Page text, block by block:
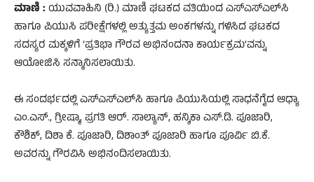
ಮಾಣಿ : ಯುವವಾಹಿನಿ (ರಿ.) ಮಾಣಿ ಘಟಕದ ವತಿಯಿಂದ ಎಸ್‌ಎಸ್‌ಎಲ್‌ಸಿ
ಹಾಗೂ ಪಿಯುಸಿ ಪರೀಕ್ಷೆಗಳಲ್ಲಿ ಅತ್ಯುತ್ತಮ ಅಂಕಗಳನ್ನು ಗಳಿಸಿದ ಘಟಕದ
ಸದಸ್ಯರ ಮಕ್ಕಳಿಗೆ ‘ಪ್ರತಿಭಾ ಗೌರವ ಅಭಿನಂದನಾ ಕಾರ್ಯಕ್ರಮ’ವನ್ನು
ಆಯೋಜಿಸಿ ಸನ್ಮಾನಿಸಲಾಯಿತು.
ಈ ಸಂದರ್ಭದಲ್ಲಿ ಎಸ್‌ಎಸ್‌ಎಲ್‌ಸಿ ಹಾಗೂ ಪಿಯುಸಿಯಲ್ಲಿ ಸಾಧನೆಗೈದ ಆಧ್ಯಾ
ಎಂ.ಎಸ್., ಗ್ರೀಷ್ಮಾ, ಪ್ರಗತಿ ಆರ್. ಸಾಲ್ಯಾನ್, ಹನ್ಶಿಕಾ ಎಸ್.ಡಿ. ಪೂಜಾರಿ,
ಕೌಶಿಕ್, ದಿಶಾ ಕೆ. ಪೂಜಾರಿ, ದಿಶಾಂತ್ ಪೂಜಾರಿ ಹಾಗೂ ಪೂರ್ವಿ ಬಿ.ಕೆ.
ಅವರನ್ನು ಗೌರವಿಸಿ ಅಭಿನಂದಿಸಲಾಯಿತು.